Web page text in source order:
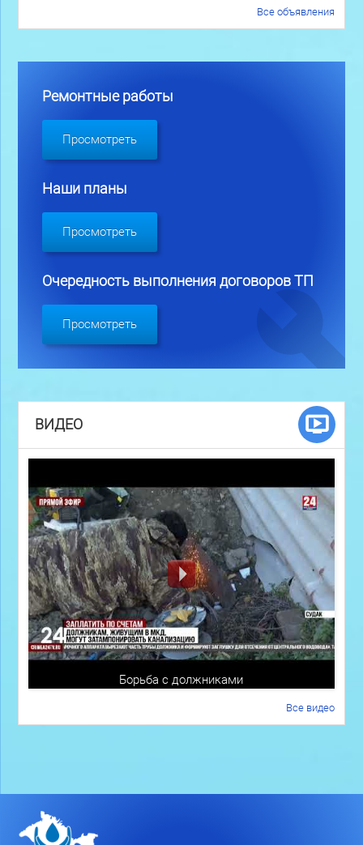
Все объявления
Ремонтные работы
Просмотреть
Наши планы
Просмотреть
Очередность выполнения договоров ТП
Просмотреть
ВИДЕО
Борьба с должниками
Все видео